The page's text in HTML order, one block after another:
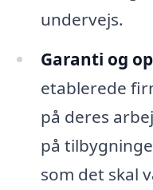
undervejs.
Garanti og
etablerede
på deres
på
som det skal